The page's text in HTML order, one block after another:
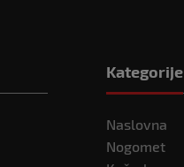
Kategorije
Naslovna
Nogomet